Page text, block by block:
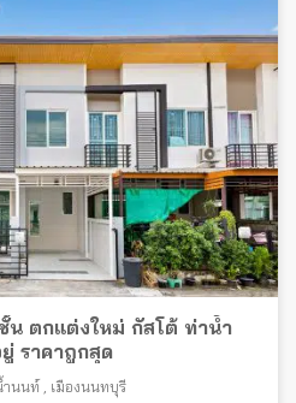
น ตกแต่งใหม่ กัสโต้ ท่าน้ำ
ราคาถูกสุด
ำนนท์ เมืองนนทบุรี